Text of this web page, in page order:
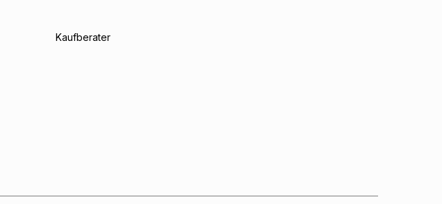
Kaufberater